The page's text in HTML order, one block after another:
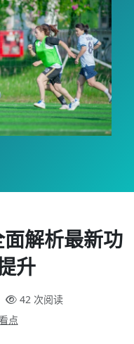
解析最新功
升
42 次阅读
点